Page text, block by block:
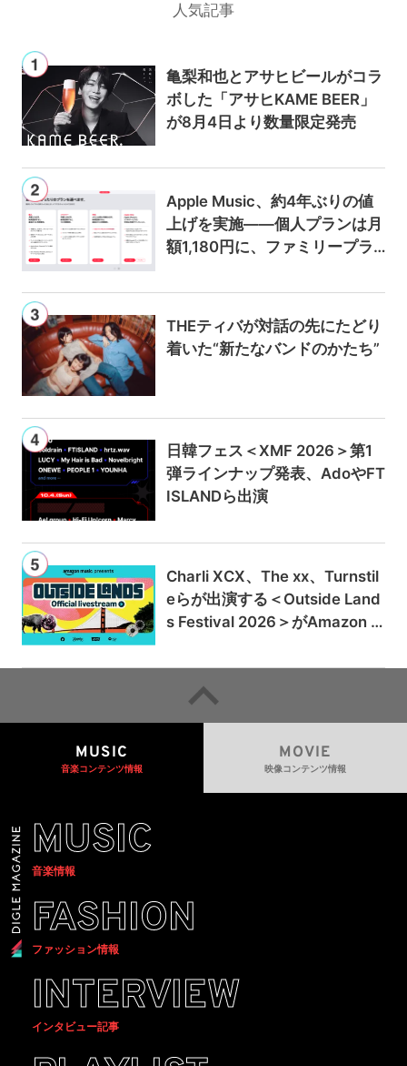
人気記事
亀梨和也とアサヒビールがコラ
ボした「アサヒKAME BEER」
が8月4日より数量限定発売
Apple Music、約4年ぶりの値
上げを実施——個人プランは月
額1,180円に、ファミリープラ
THEティバが対話の先にたどり
着いた“新たなバンドのかたち”
日韓フェス＜XMF 2026＞第1
弾ラインナップ発表、AdoやFT
ISLANDら出演
Charli XCX、The xx、Turnstil
eらが出演する＜Outside Land
s Festival 2026＞がAmazon M
ブ配信
MUSIC
音楽コンテンツ情報
MOVIE
映像コンテンツ情報
MUSIC
音楽情報
FASHION
ファッション情報
INTERVIEW
インタビュー記事